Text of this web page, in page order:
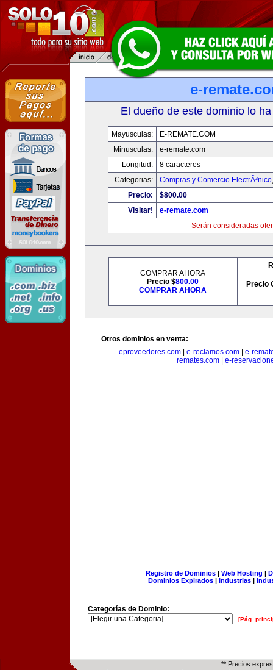
e-
El dueño de este dominio lo
Mayusculas:
E-REMATE.COM
Minusculas:
e-remate.com
Longitud:
8 caracteres
Categorias:
Compras y Comercio ElectrÃ³nico
Precio:
$800.00
Visitar!
e-remate.com
Serán consideradas
COMPRAR AHORA
Precio $800.00
COMPRAR AHORA
Precio
Otros dominios en venta:
eproveedores.com
e-reclamos.com
e-
remates.com| e-
Registro de Dominios| Web Hosting |
Dominios Expirados | Industrias |
Categorías de Dominio:
[Pág.
** Precios